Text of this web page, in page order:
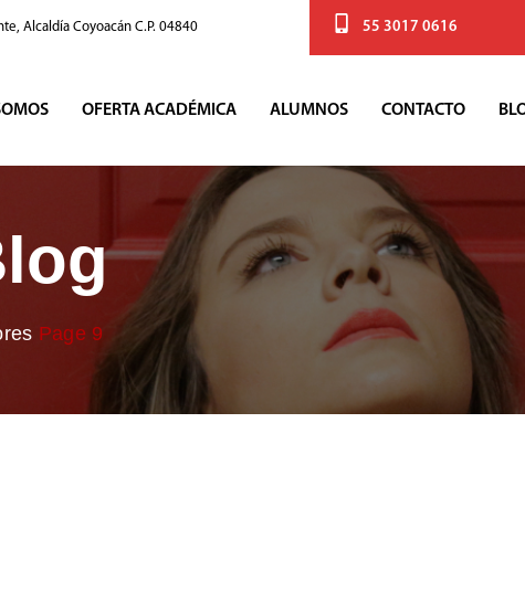
Alcaldía Coyoacán C.P. 04840 55 3017 0616
OFERTA ACADÉMICA ALUMNOS CONTACTO
Page 9